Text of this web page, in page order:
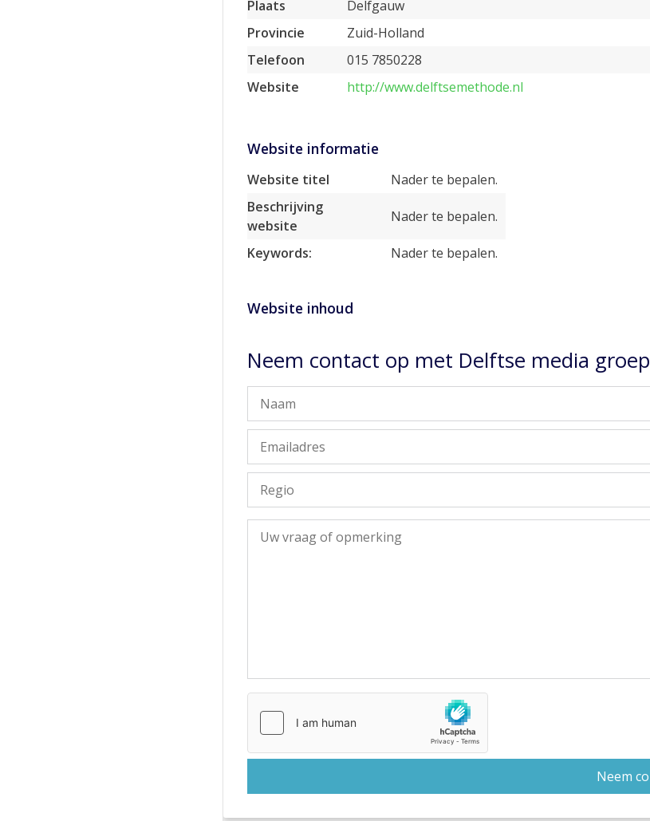
Plaats
Delfgauw
Provincie
Zuid-Holland
Telefoon
015 7850228
Website
http://www.delftsemethode.nl
Website informatie
Website titel
Nader te bepalen.
Beschrijving
website
Nader te bepalen.
Keywords: Nader te bepalen.
Website inhoud
Neem contact op met Delftse media groep